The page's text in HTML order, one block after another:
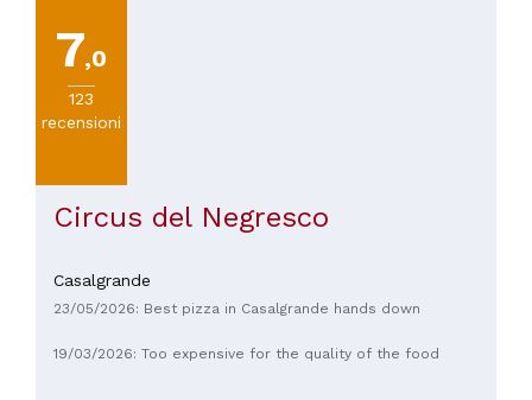
7,0
123
recensioni
Circus del Negresco
Casalgrande
23/05/2026: Best pizza in Casalgrande hands down
19/03/2026: Too expensive for the quality of the food